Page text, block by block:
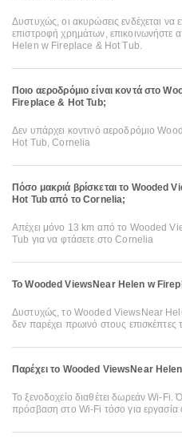
Δυστυχώς, οι ακυρώσεις ενδέχεται να
επιστροφή χρημάτων, επικοινωνήστε
Helen w Fireplace & Hot Tub.
Ποιο αεροδρόμιο είναι κοντά στο
Fireplace & Hot Tub;
Δεν υπάρχει κοντινό αεροδρόμιο
Hot Tub, Cornelia
Πόσο μακριά βρίσκεται το Wooded
Hot Tub από το Cornelia;
Απέχει μόνο 13 km από το Wooded
Tub για να φτάσετε στο Cornelia
Το Wooded ViewsNear Helen w
Δυστυχώς, το Wooded ViewsNear
δεν παρέχει πρωινό στους επισκέπτες
Παρέχει το Wooded ViewsNear
Το ξενοδοχείο διαθέτει δωρεάν Wi-Fi.
πρόσβαση στο Wi-Fi τόσο για εργασία